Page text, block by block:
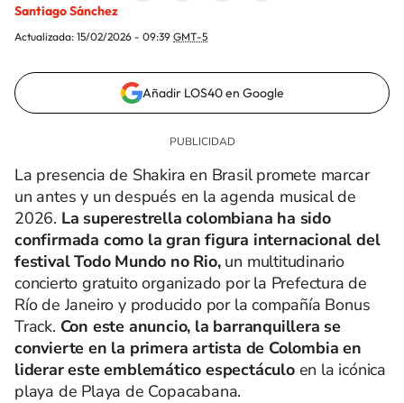
Santiago Sánchez
Actualizada: 15/02/2026 - 09:39 GMT-5
Añadir LOS40 en Google
La presencia de Shakira en Brasil promete marcar
un antes y un después en la agenda musical de
2026. La superestrella colombiana ha sido
confirmada como la gran figura internacional del
festival Todo Mundo no Rio,un multitudinario
concierto gratuito organizado por la Prefectura de
Río de Janeiro y producido por la compañía Bonus
Track. Con este anuncio, la barranquillera se
convierte en la primera artista de Colombia en
liderar este emblemático espectáculoen la icónica
playa de Playa de Copacabana.